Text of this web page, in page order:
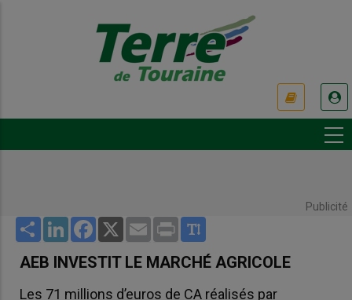
Publicité
Share LinkedInFacebook
X Email Print
AEB INVESTIT LE MARCHÉ AGRICOLE
Les 71 millions d’euros de CA réalisés par